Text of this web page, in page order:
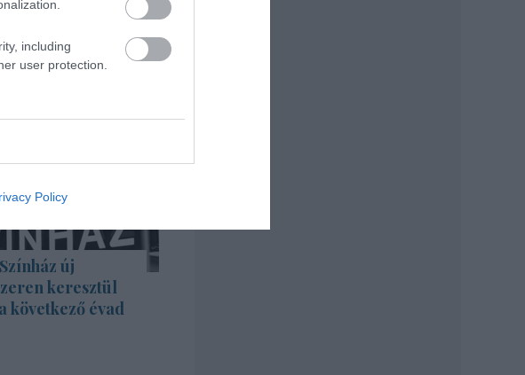
including
user protection.
Policy
új
keresztül
következő évad